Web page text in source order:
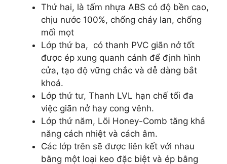
Thứ hai, là tấm nhựa ABS có độ bền cao,
chịu nước 100%, chống cháy lan, chống
mối mọt
Lớp thứ ba, có thanh PVC giãn nở tốt
được ép xung quanh cánh để định hình
cửa, tạo độ vững chắc và dễ dàng bắt
khoá.
Lớp thứ tư, Thanh LVL hạn chế tối đa
việc giãn nở hay cong vênh.
Lớp thứ năm, Lõi Honey-Comb tăng khả
năng cách nhiệt và cách âm.
Các lớp trên sẽ được liên kết với nhau
bằng một loại keo đặc biệt và ép bằng